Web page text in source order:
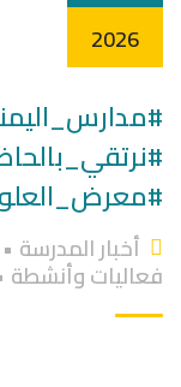
2026
أخبار المدرسة •
فعاليات وأنشطة